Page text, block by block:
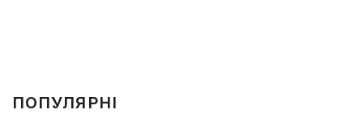
ПОПУЛЯРНІ